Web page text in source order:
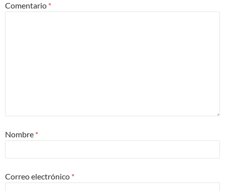
Comentario *
Nombre *
Correo electrónico *